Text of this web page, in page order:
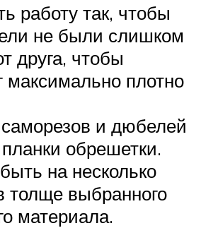
работу так, чтобы
не были слишком
друга, чтобы
максимально плотно
и дюбелей
обрешетки.
на несколько
толще выбранного
материала.